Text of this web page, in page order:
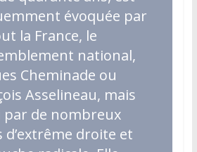
évoquée par
la France, le
national,
Cheminade ou
Asselineau, mais
par de nombreux
d’extrême droite et